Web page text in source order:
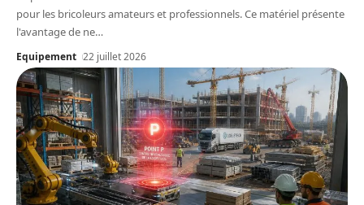
pour les bricoleurs amateurs et professionnels. Ce matériel présente
l'avantage de ne…
Equipement 22 juillet 2026